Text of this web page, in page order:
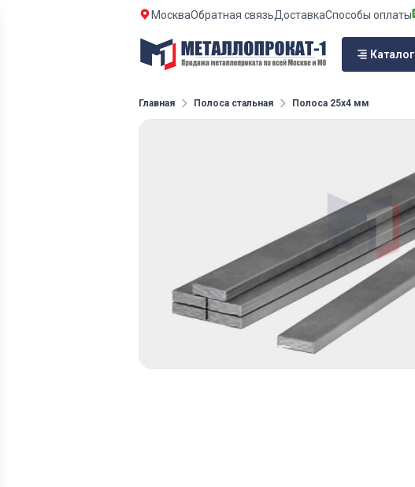
МоскваОбратная связьДоставкаСпособы оплаты
Каталог
Главная Полоса стальная Полоса 25х4 мм